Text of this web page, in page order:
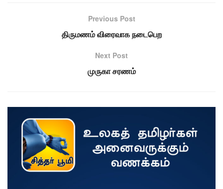
Previous Post
திருமணம் விரைவாக நடைபெற
Next Post
முருகா சரணம்